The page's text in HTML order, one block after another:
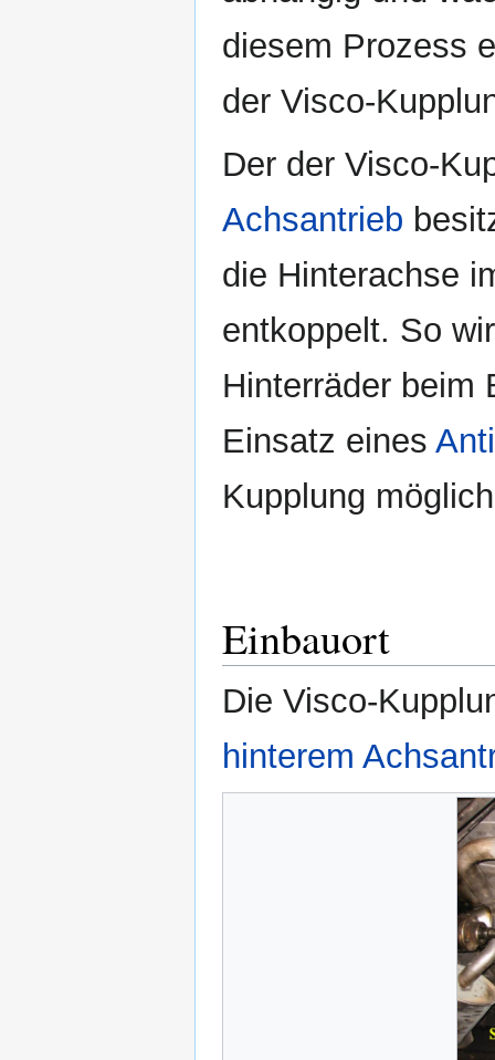
diesem Prozess
der Visco-
Der der Visco-
Achsantrieb
die Hinterachse
entkoppelt. So
Hinterräder beim
Einsatz eines
Kupplung
Einbauort
Die Visco-
hinterem